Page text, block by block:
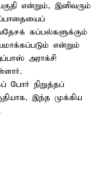
என்றும், இனிவரும்
கப்பல்களுக்கும்
என்றும்
அராக்சி
போர் நிறுத்தப்
இந்த முக்கிய